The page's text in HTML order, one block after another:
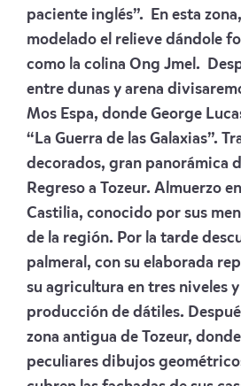
paciente inglés”. En esta
modelado el relieve dándole
como la colina Ong Jmel.
entre dunas y arena
Mos Espa, donde George
“La Guerra de las Galaxias”.
decorados, gran panorámica
Regreso a Tozeur. Almuerzo
Castilia, conocido por sus
de la región. Por la tarde
palmeral, con su elaborada
su agricultura en tres niveles
producción de dátiles.
zona antigua de Tozeur,
peculiares dibujos